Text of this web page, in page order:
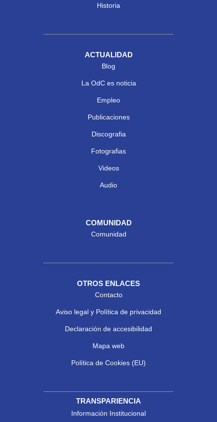
Historia
ACTUALIDAD
Blog
La OdC es noticia
Empleo
Publicaciones
Discografia
Fotografias
Videos
Audio
COMUNIDAD
Comunidad
OTROS ENLACES
Contacto
Aviso legal y Política de privacidad
Declaración de accesibilidad
Mapa web
Política de Cookies (EU)
TRANSPARIENCIA
Información Institucional